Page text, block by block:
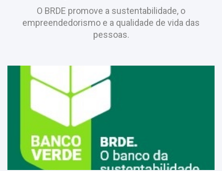
O BRDE promove a sustentabilidade, o
empreendedorismo e a qualidade de vida das
pessoas.